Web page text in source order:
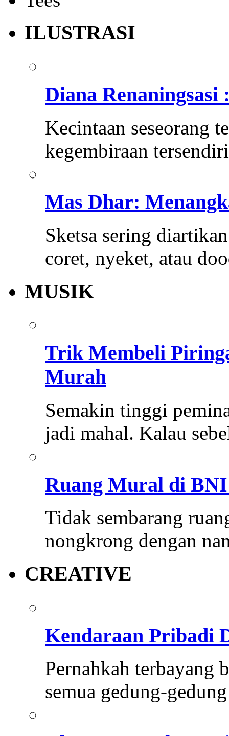
ILUSTRASI
Diana
Kecintaan seseorang
kegembiraan
Mas Dhar:
Sketsa sering
coret, nyeket, atau
MUSIK
Trik Membeli
Murah
Semakin tinggi
jadi mahal. Kalau
Ruang Mural di BNI
Tidak sembarang
nongkrong dengan
CREATIVE
Kendaraan Pribadi
Pernahkah terbayang
semua gedung-